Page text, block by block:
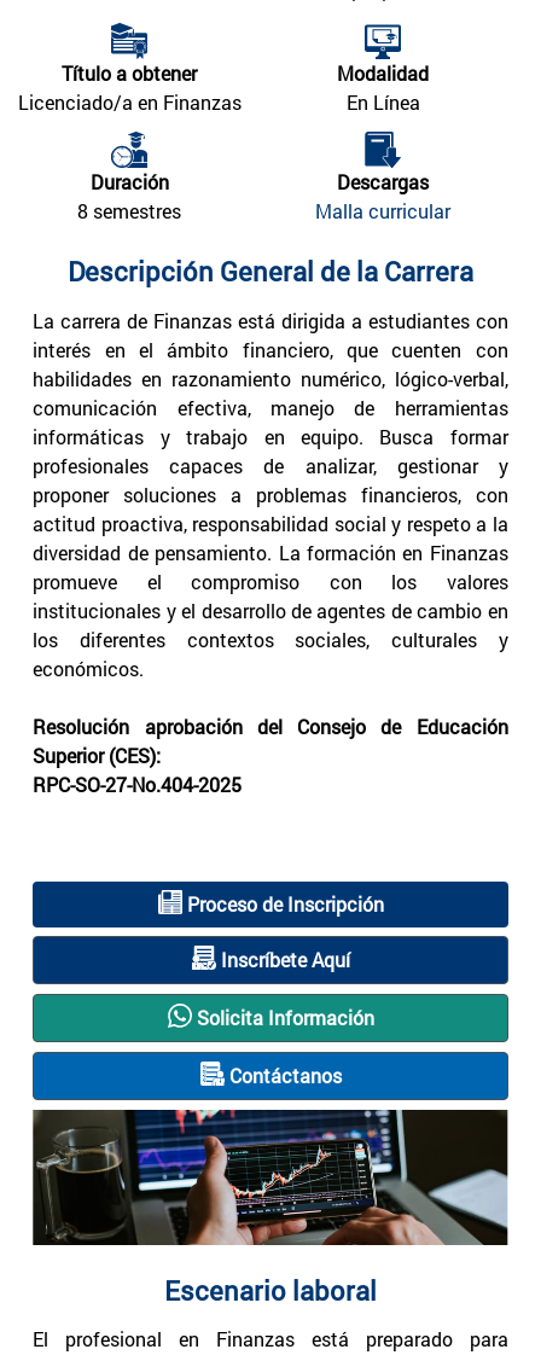
Título a obtener
Licenciado/a en Finanzas
Modalidad
En Línea
Duración
8 semestres
Descargas
Malla curricular
Descripción General de la Carrera
La carrera de Finanzas está dirigida a estudiantes con
interés en el ámbito financiero, que cuenten con
habilidades en razonamiento numérico, lógico-verbal,
comunicación efectiva, manejo de herramientas
informáticas y trabajo en equipo. Busca formar
profesionales capaces de analizar, gestionar y
proponer soluciones a problemas financieros, con
actitud proactiva, responsabilidad social y respeto a la
diversidad de pensamiento. La formación en Finanzas
promueve el compromiso con los valores
institucionales y el desarrollo de agentes de cambio en
los diferentes contextos sociales, culturales y
económicos.
Resolución aprobación del Consejo de Educación
Superior (CES):
RPC-SO-27-No.404-2025
Proceso de Inscripción
Inscríbete Aquí
Solicita Información
Contáctanos
Escenario laboral
El profesional en Finanzas está preparado para